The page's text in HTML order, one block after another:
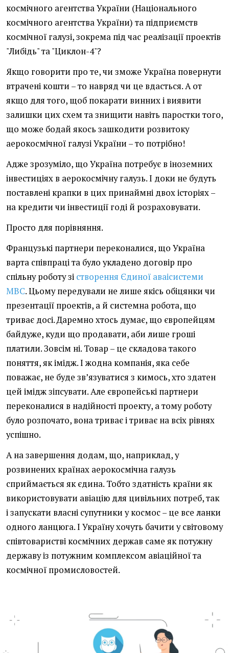
космічного агентства України (Національного
космічного агентства України) та підприємств
космічної галузі, зокрема під час реалізації проектів
"Либідь" та "Циклон-4"?
Якщо говорити про те, чи зможе Україна повернути
втрачені кошти – то навряд чи це вдасться. А от
якщо для того, щоб покарати винних і виявити
залишки цих схем та знищити навіть паростки того,
що може бодай якось зашкодити розвитоку
аерокосмічної галузі України – то потрібно!
Адже зрозуміло, що Україна потребує в іноземних
інвестиціях в аерокосмічну галузь. І доки не будуть
поставлені крапки в цих принаймні двох історіях –
на кредити чи інвестиції годі й розраховувати.
Просто для порівняння.
Французькі партнери переконалися, що Україна
варта співпраці та було укладено договір про
спільну роботу зі створення Єдиної аваісистеми
МВС. Цьому передували не лише якісь обіцянки чи
презентації проектів, а й системна робота, що
триває досі. Даремно хтось думає, що європейцям
байдуже, куди що продавати, аби лише гроші
платили. Зовсім ні. Товар – це складова такого
поняття, як імідж. І жодна компанія, яка себе
поважає, не буде зв’язуватися з кимось, хто здатен
цей імідж зіпсувати. Але європейські партнери
переконалися в надійності проекту, а тому роботу
було розпочато, вона триває і триває на всіх рівнях
успішно.
А на завершення додам, що, наприклад, у
розвинених країнах аерокосмічна галузь
сприймається як єдина. Тобто здатність країни як
використовувати авіацію для цивільних потреб, так
і запускати власні супутники у космос – це все ланки
одного ланцюга. І Україну хочуть бачити у світовому
співтоваристві космічних держав саме як потужну
державу із потужним комплексом авіаційної та
космічної промисловостей.